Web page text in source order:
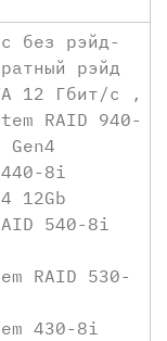
с без рэйд-
рэйд
12 Гбит/с ,
RAID 940-
8i
12Gb
540-8i
RAID 530-
430-8i